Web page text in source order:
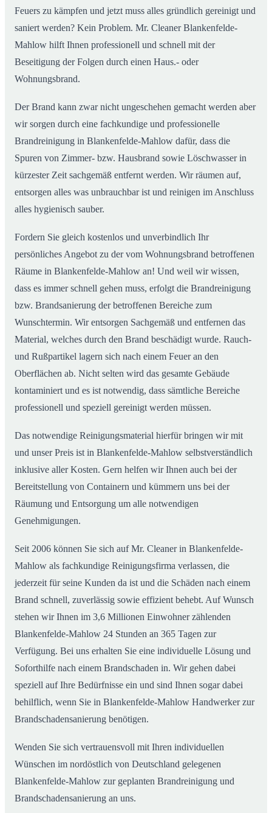
Feuers zu kämpfen und jetzt muss alles gründlich gereinigt und
saniert werden? Kein Problem. Mr. Cleaner Blankenfelde-
Mahlow hilft Ihnen professionell und schnell mit der
Beseitigung der Folgen durch einen Haus.- oder
Wohnungsbrand.
Der Brand kann zwar nicht ungeschehen gemacht werden aber
wir sorgen durch eine fachkundige und professionelle
Brandreinigung in Blankenfelde-Mahlow dafür, dass die
Spuren von Zimmer- bzw. Hausbrand sowie Löschwasser in
kürzester Zeit sachgemäß entfernt werden. Wir räumen auf,
entsorgen alles was unbrauchbar ist und reinigen im Anschluss
alles hygienisch sauber.
Fordern Sie gleich kostenlos und unverbindlich Ihr
persönliches Angebot zu der vom Wohnungsbrand betroffenen
Räume in Blankenfelde-Mahlow an! Und weil wir wissen,
dass es immer schnell gehen muss, erfolgt die Brandreinigung
bzw. Brandsanierung der betroffenen Bereiche zum
Wunschtermin. Wir entsorgen Sachgemäß und entfernen das
Material, welches durch den Brand beschädigt wurde. Rauch-
und Rußpartikel lagern sich nach einem Feuer an den
Oberflächen ab. Nicht selten wird das gesamte Gebäude
kontaminiert und es ist notwendig, dass sämtliche Bereiche
professionell und speziell gereinigt werden müssen.
Das notwendige Reinigungsmaterial hierfür bringen wir mit
und unser Preis ist in Blankenfelde-Mahlow selbstverständlich
inklusive aller Kosten. Gern helfen wir Ihnen auch bei der
Bereitstellung von Containern und kümmern uns bei der
Räumung und Entsorgung um alle notwendigen
Genehmigungen.
Seit 2006 können Sie sich auf Mr. Cleaner in Blankenfelde-
Mahlow als fachkundige Reinigungsfirma verlassen, die
jederzeit für seine Kunden da ist und die Schäden nach einem
Brand schnell, zuverlässig sowie effizient behebt. Auf Wunsch
stehen wir Ihnen im 3,6 Millionen Einwohner zählenden
Blankenfelde-Mahlow 24 Stunden an 365 Tagen zur
Verfügung. Bei uns erhalten Sie eine individuelle Lösung und
Soforthilfe nach einem Brandschaden in. Wir gehen dabei
speziell auf Ihre Bedürfnisse ein und sind Ihnen sogar dabei
behilflich, wenn Sie in Blankenfelde-Mahlow Handwerker zur
Brandschadensanierung benötigen.
Wenden Sie sich vertrauensvoll mit Ihren individuellen
Wünschen im nordöstlich von Deutschland gelegenen
Blankenfelde-Mahlow zur geplanten Brandreinigung und
Brandschadensanierung an uns.